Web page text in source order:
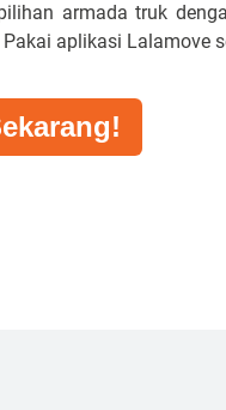
armada truk
aplikasi Lalamove